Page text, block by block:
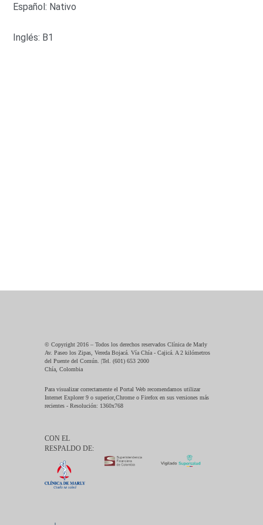
Español: Nativo
Inglés: B1
© Copyright 2016 – Todos los derechos reservados Clínica de Marly
Av. Paseo los Zipas, Vereda Bojacá. Vía Chía - Cajicá. A 2 kilómetros
del Puente del Común. |Tel. (601) 653 2000
Chía, Colombia
Para visualizar correctamente el Portal Web recomendamos utilizar
Internet Explorer 9 o superior,Chrome o Firefox en sus versiones más
recientes - Resolución: 1360x768
CON EL
RESPALDO DE: